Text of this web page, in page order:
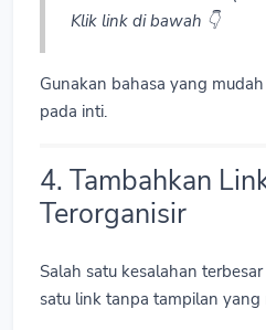
Klik link di bawah 👇
Gunakan bahasa yang
pada inti.
4. Tambahkan
Terorganisir
Salah satu kesalahan
satu link tanpa tampilan yang